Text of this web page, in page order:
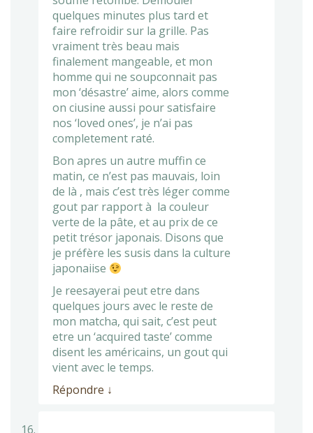
quelques minutes plus tard et
faire refroidir sur la grille. Pas
vraiment très beau mais
finalement mangeable, et mon
homme qui ne soupconnait pas
mon ‘désastre’ aime, alors comme
on ciusine aussi pour satisfaire
nos ‘loved ones’, je n’ai pas
completement raté.
Bon apres un autre muffin ce
matin, ce n’est pas mauvais, loin
de là , mais c’est très léger comme
gout par rapport à la couleur
verte de la pâte, et au prix de ce
petit trésor japonais. Disons que
je préfère les susis dans la culture
japonaiise
Je reesayerai peut etre dans
quelques jours avec le reste de
mon matcha, qui sait, c’est peut
etre un ‘acquired taste’ comme
disent les américains, un gout qui
vient avec le temps.
Répondre ↓